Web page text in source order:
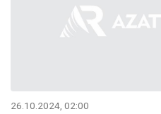
26.10.2024, 02:00